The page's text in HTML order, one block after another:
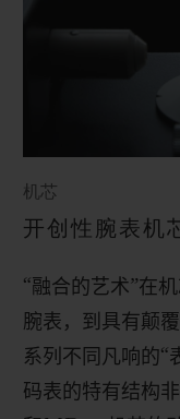
机芯
开创性腕表机
“融合的艺术”在
腕表，到具有颠
系列不同凡响的“
码表的特有结构非